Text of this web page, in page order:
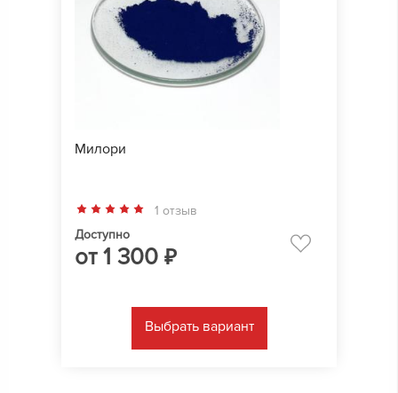
Милори
1 отзыв
Доступно
от1 300 ₽
Выбрать вариант